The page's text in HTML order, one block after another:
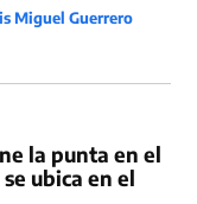
Miguel Guerrero
la punta en el
ubica en el